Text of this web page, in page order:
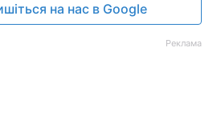
на нас в Google
Реклама